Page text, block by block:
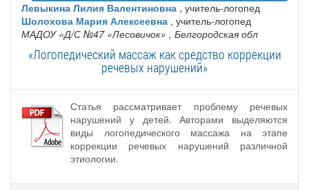
Левыкина Лилия Валентиновна , учитель-логопед
Шолохова Мария Алексеевна , учитель-логопед
МАДОУ «Д/С №47 «Лесовичок» , Белгородская обл
«Логопедический массаж как средство коррекции
речевых нарушений»
Статья рассматривает проблему речевых
нарушений у детей. Авторами выделяются
виды логопедического массажа на этапе
коррекции речевых нарушений различной
этиологии.